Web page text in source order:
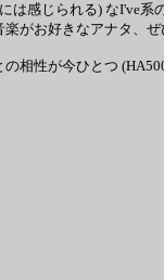
は感じられる) なI've
がお好きなアナタ、ぜ
相性が今ひとつ